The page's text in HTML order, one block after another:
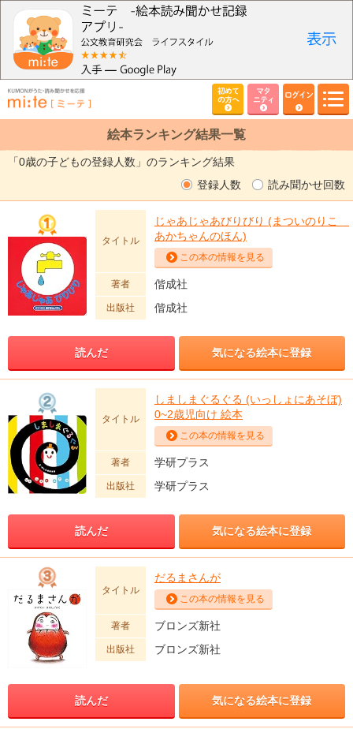
初めて
の方へ
マタ
ニティ
ログイン
絵本ランキング結果一覧
「0歳の子どもの登録人数」のランキング結果
登録人数
読み聞かせ回数
タイトル
じゃあじゃあびりびり (まついのりこ
あかちゃんのほん)
この本の情報を見る
著者 偕成社
出版社 偕成社
読んだ 気になる絵本に登録
タイトル
しましまぐるぐる (いっしょにあそぼ)
0~2歳児向け 絵本
この本の情報を見る
著者 学研プラス
出版社 学研プラス
読んだ 気になる絵本に登録
タイトル
だるまさんが
この本の情報を見る
著者 ブロンズ新社
出版社 ブロンズ新社
読んだ 気になる絵本に登録